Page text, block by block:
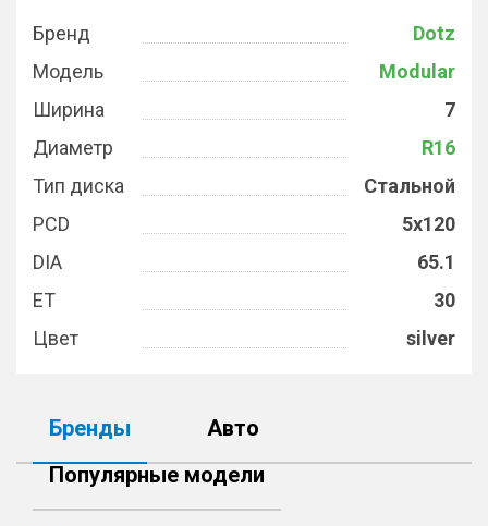
Бренд
Dotz
Модель
Modular
Ширина
7
Диаметр
R16
Тип диска
Стальной
PCD
5x120
DIA
65.1
ET
30
Цвет
silver
Бренды
Авто
Популярные модели